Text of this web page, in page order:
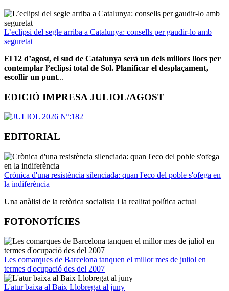
L’eclipsi del segle arriba a Catalunya: consells per gaudir-lo amb
seguretat
El 12 d’agost, el sud de Catalunya serà un dels millors llocs per
contemplar l’eclipsi total de Sol. Planificar el desplaçament,
escollir un punt...
EDICIÓ IMPRESA JULIOL/AGOST
EDITORIAL
Crònica d'una resistència silenciada: quan l'eco del poble s'ofega en
la indiferència
Una anàlisi de la retòrica socialista i la realitat política actual
FOTONOTÍCIES
Les comarques de Barcelona tanquen el millor mes de juliol en
termes d'ocupació des del 2007
L'atur baixa al Baix Llobregat al juny